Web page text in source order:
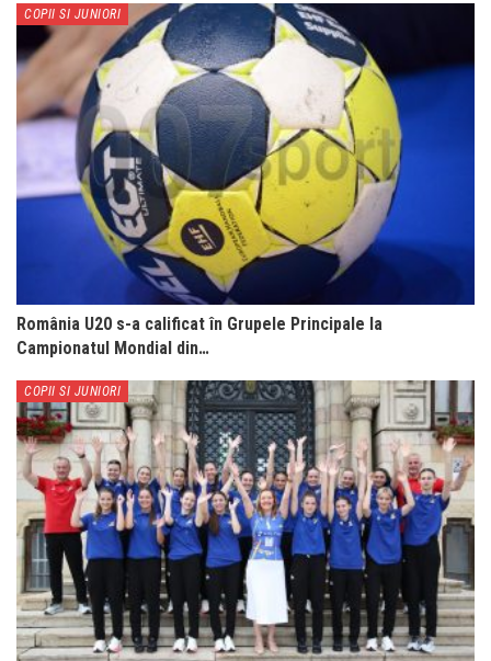
COPII SI JUNIORI
România U20 s-a calificat în Grupele Principale la
Campionatul Mondial din…
COPII SI JUNIORI